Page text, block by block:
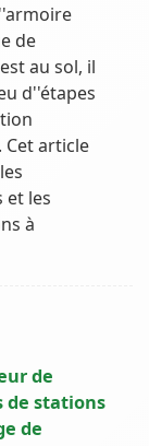
de
au sol, il
d''étapes
Cet article
et les
à
de
de stations
de